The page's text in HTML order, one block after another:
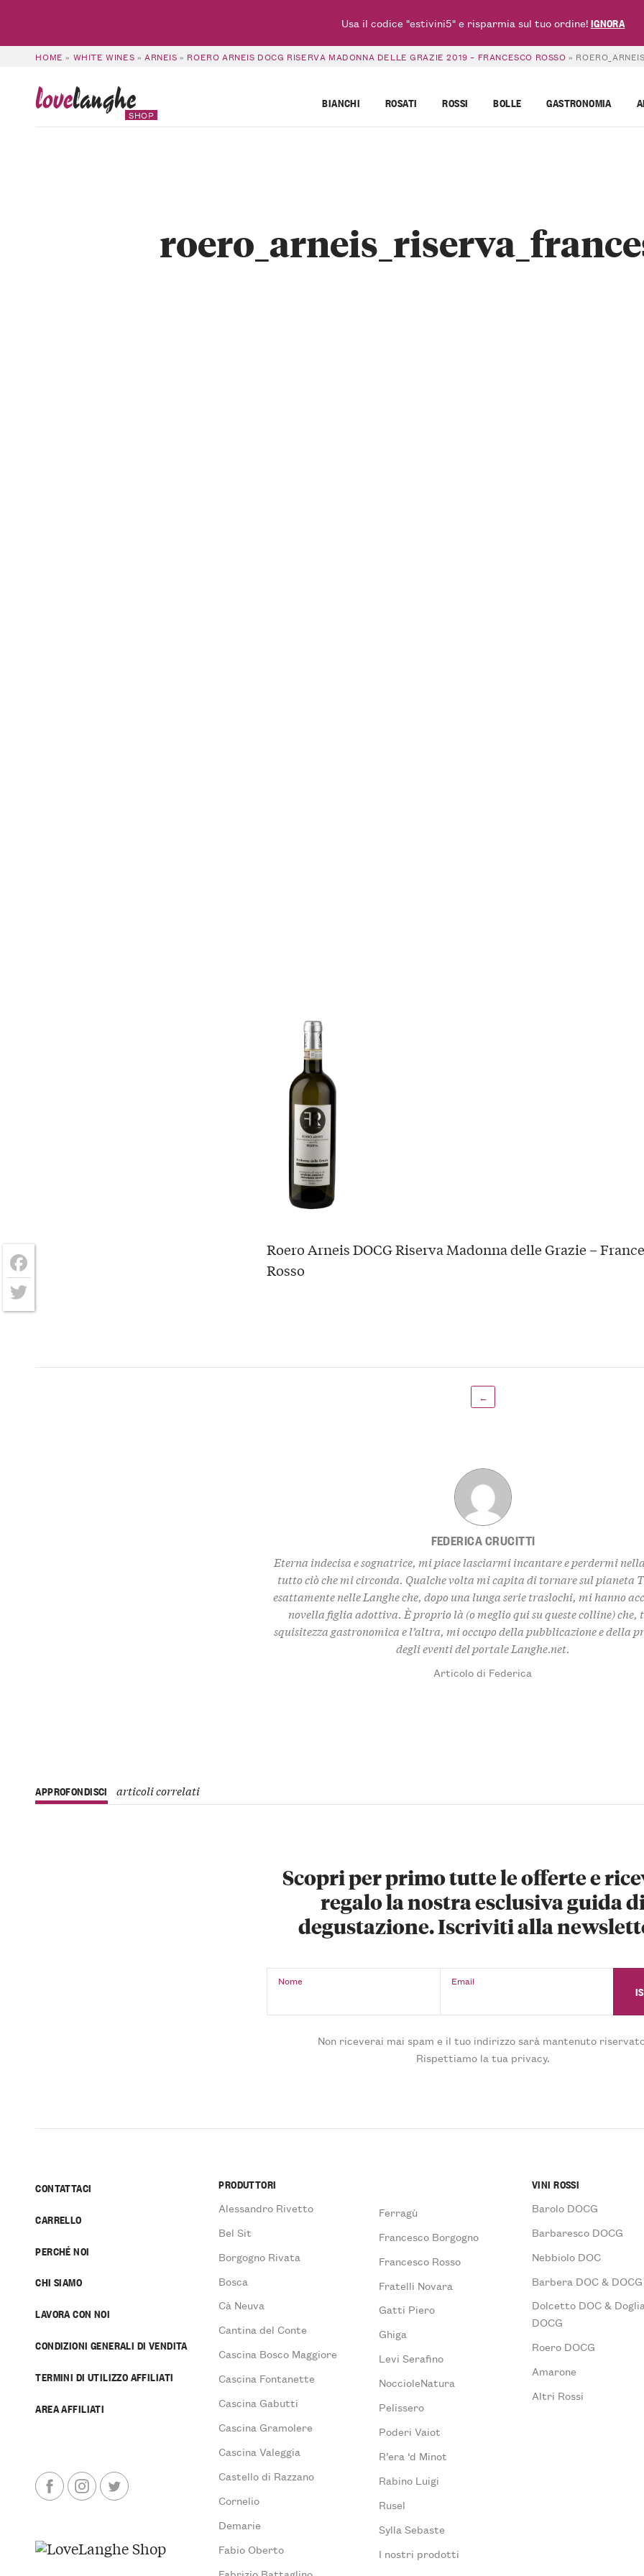
HOME » WHITE WINES » ARNEIS » ROERO ARNEIS DOCG RISERVA MADONNA DELLE GRAZIE 2019 – FRANCESCO ROSSO »
lovelanghe
SHOP
BIANCHI ROSATI ROSSI BOLLE GASTRONOMIA
Roero Arneis DOCG Riserva Madonna delle Grazie –
Rosso
←
FEDERICA CRUCITTI
Eterna indecisa e sognatrice, mi piace lasciarmi incantare e perdermi
tutto ciò che mi circonda. Qualche volta mi capita di tornare sul pianeta
esattamente nelle Langhe che, dopo una lunga serie traslochi, mi hanno
novella figlia adottiva. È proprio là (o meglio qui su queste colline) che,
squisitezza gastronomica e l’altra, mi occupo della pubblicazione e della
degli eventi del portale Langhe.net.
Articolo di Federica
APPROFONDISCI articoli correlati
Scopri per primo tutte le offerte e
regalo la nostra esclusiva guida
degustazione. Iscriviti alla
Nome Email
Non riceverai mai spam e il tuo indirizzo sarà mantenuto
Rispettiamo la tua privacy.
CONTATTACI
CARRELLO
PERCHÉ NOI
CHI SIAMO
LAVORA CON NOI
CONDIZIONI GENERALI DI VENDITA
TERMINI DI UTILIZZO AFFILIATI
AREA AFFILIATI
PRODUTTORI
Alessandro Rivetto
Bel Sit
Borgogno Rivata
Bosca
Cà Neuva
Cantina del Conte
Cascina Bosco Maggiore
Cascina Fontanette
Cascina Gabutti
Cascina Gramolere
Cascina Valeggia
Castello di Razzano
Cornelio
Demarie
Fabio Oberto
Ferragù
Francesco Borgogno
Francesco Rosso
Fratelli Novara
Gatti Piero
Ghiga
Levi Serafino
NoccioleNatura
Pelissero
Poderi Vaiot
R’era ‘d Minot
Rabino Luigi
Rusel
Sylla Sebaste
I nostri prodotti
VINI ROSSI
Barolo DOCG
Barbaresco DOCG
Nebbiolo DOC
Barbera DOC & DOCG
Dolcetto DOC &
DOCG
Roero DOCG
Amarone
Altri Rossi
Facebook
Twitter
Usa il codice "estivini5" e risparmia sul tuo ordine!IGNORA